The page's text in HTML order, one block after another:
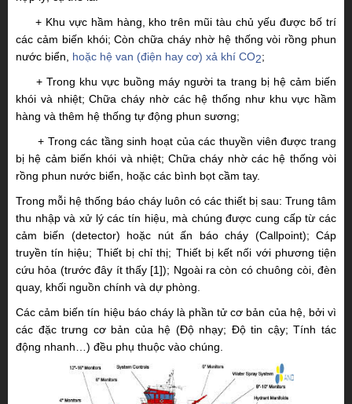
+ Khu vực hầm hàng, kho trên mũi tàu chủ yếu được bố trí
các cảm biến khói; Còn chữa cháy nhờ hệ thống vòi rồng phun
nước biển, hoặc hệ van (điện hay cơ) xả khí CO2;
+ Trong khu vực buồng máy người ta trang bị hệ cảm biến
khói và nhiệt; Chữa cháy nhờ các hệ thống như khu vực hầm
hàng và thêm hệ thống tự động phun sương;
+ Trong các tầng sinh hoạt của các thuyền viên được trang
bị hệ cảm biến khói và nhiệt; Chữa cháy nhờ các hệ thống vòi
rồng phun nước biển, hoặc các bình bọt cầm tay.
Trong mỗi hệ thống báo cháy luôn có các thiết bị sau: Trung tâm
thu nhập và xử lý các tín hiệu, mà chúng được cung cấp từ các
cảm biến (detector) hoặc nút ấn báo cháy (Callpoint); Cáp
truyền tín hiệu; Thiết bị chỉ thị; Thiết bị kết nối với phương tiện
cứu hỏa (trước đây ít thấy [1]); Ngoài ra còn có chuông còi, đèn
quay, khối nguồn chính và dự phòng.
Các cảm biến tín hiệu báo cháy là phần tử cơ bản của hệ, bởi vì
các đặc trưng cơ bản của hệ (Độ nhạy; Độ tin cậy; Tính tác
động nhanh…) đều phụ thuộc vào chúng.